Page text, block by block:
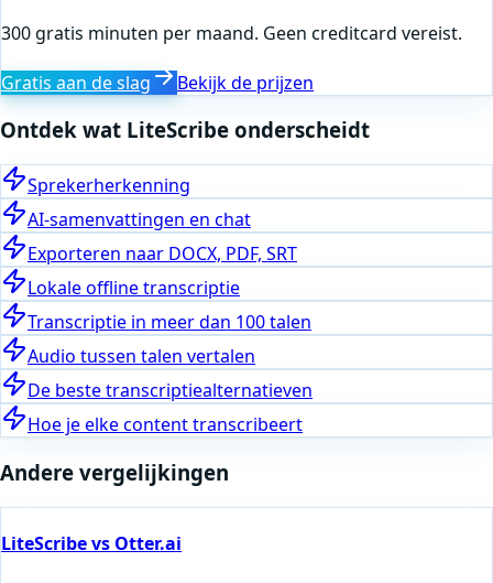
300 gratis minuten per maand. Geen creditcard vereist.
Gratis aan de slag Bekijk de prijzen
Ontdek wat LiteScribe onderscheidt
Sprekerherkenning
AI-samenvattingen en chat
Exporteren naar DOCX, PDF, SRT
Lokale offline transcriptie
Transcriptie in meer dan 100 talen
Audio tussen talen vertalen
De beste transcriptiealternatieven
Hoe je elke content transcribeert
Andere vergelijkingen
LiteScribe vs Otter.ai